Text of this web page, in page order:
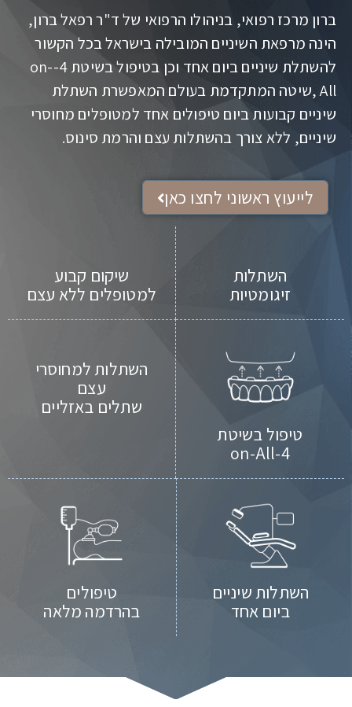
ברון מרכז רפואי, בניהולו הרפואי של ד"ר רפאל ברון,
הינה מרפאת השיניים המובילה בישראל בכל הקשור
להשתלת שיניים ביום אחד וכן בטיפול בשיטת 4-on-
All ,שיטה המתקדמת בעולם המאפשרת השתלת
שיניים קבועות ביום טיפולים אחד למטופלים מחוסרי
שיניים, ללא צורך בהשתלות עצם והרמת סינוס.
לייעוץ ראשוני לחצו כאן
השתלות
זיגומטיות
שיקום קבוע
למטופלים ללא עצם
טיפול בשיטת
on-All-4
השתלות למחוסרי
עצם
שתלים באזליים
השתלות שיניים
ביום אחד
טיפולים
בהרדמה מלאה